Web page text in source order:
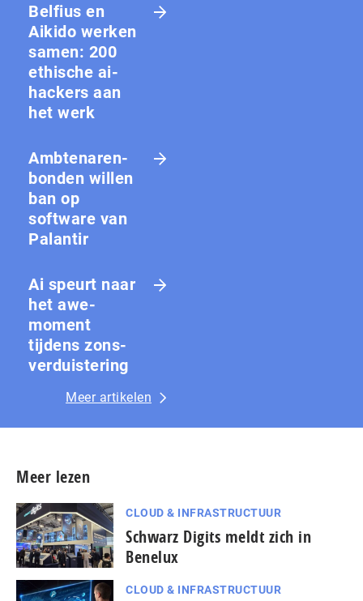
Belfius en
Aikido werken
samen: 200
ethische ai-
hackers aan
het werk
Amb­te­na­ren­
bon­den willen
ban op
software van
Palantir
Ai speurt naar
het awe-
moment
tijdens zons­
ver­duis­te­ring
Meer artikelen
Meer lezen
CLOUD & INFRASTRUCTUUR
Schwarz Digits meldt zich in
Benelux
CLOUD & INFRASTRUCTUUR